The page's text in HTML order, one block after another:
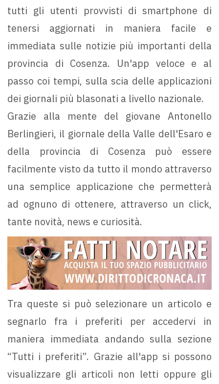
tutti gli utenti provvisti di smartphone di
tenersi aggiornati in maniera facile e
immediata sulle notizie più importanti della
provincia di Cosenza. Un'app veloce e al
passo coi tempi, sulla scia delle applicazioni
dei giornali più blasonati a livello nazionale.
Grazie alla mente del giovane Antonello
Berlingieri, il giornale della Valle dell'Esaro e
della provincia di Cosenza può essere
facilmente visto da tutto il mondo attraverso
una semplice applicazione che permetterà
ad ognuno di ottenere, attraverso un click,
tante novità, news e curiosità.
Tra queste si può selezionare un articolo e
segnarlo fra i preferiti per accedervi in
maniera immediata andando sulla sezione
“Tutti i preferiti”. Grazie all'app si possono
visualizzare gli articoli non letti oppure gli